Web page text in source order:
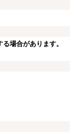
場合があります。